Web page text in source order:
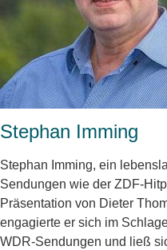
Stephan Imming
Stephan Imming, ein
Sendungen wie der ZDF-
Präsentation von Dieter
engagierte er sich im
WDR-Sendungen und ließ